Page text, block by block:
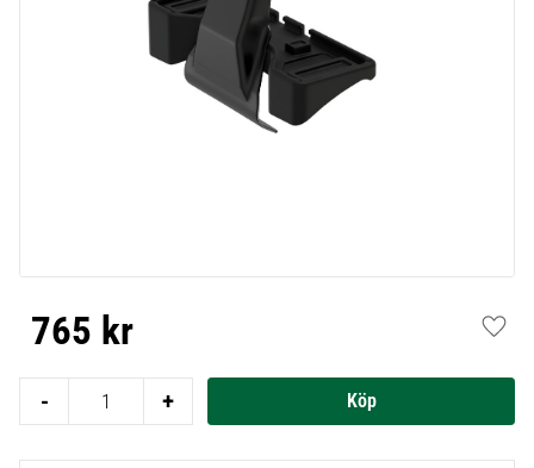
765 kr
+
-